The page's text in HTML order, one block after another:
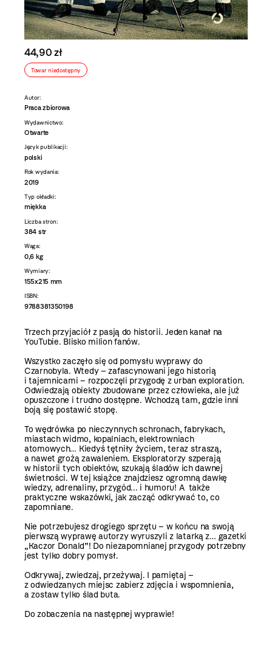
44,90 zł
Towar niedostępny
Autor:
Praca zbiorowa
Wydawnictwo:
Otwarte
Język publikacji:
polski
Rok wydania:
2019
Typ okładki:
miękka
Liczba stron:
384 str
Waga:
0,6 kg
Wymiary:
155x215 mm
ISBN:
9788381350198
Trzech przyjaciół z pasją do historii. Jeden kanał na
YouTubie. Blisko milion fanów.
Wszystko zaczęło się od pomysłu wyprawy do
Czarnobyla. Wtedy – zafascynowani jego historią
i tajemnicami – rozpoczęli przygodę z urban exploration.
Odwiedzają obiekty zbudowane przez człowieka, ale już
opuszczone i trudno dostępne. Wchodzą tam, gdzie inni
boją się postawić stopę.
To wędrówka po nieczynnych schronach, fabrykach,
miastach widmo, kopalniach, elektrowniach
atomowych… Kiedyś tętniły życiem, teraz straszą,
a nawet grożą zawaleniem. Eksploratorzy szperają
w historii tych obiektów, szukają śladów ich dawnej
świetności. W tej książce znajdziesz ogromną dawkę
wiedzy, adrenaliny, przygód... i humoru! A także
praktyczne wskazówki, jak zacząć odkrywać to, co
zapomniane.
Nie potrzebujesz drogiego sprzętu – w końcu na swoją
pierwszą wyprawę autorzy wyruszyli z latarką z… gazetki
„Kaczor Donald”! Do niezapomnianej przygody potrzebny
jest tylko dobry pomysł.
Odkrywaj, zwiedzaj, przeżywaj. I pamiętaj –
z odwiedzanych miejsc zabierz zdjęcia i wspomnienia,
a zostaw tylko ślad buta.
Do zobaczenia na następnej wyprawie!